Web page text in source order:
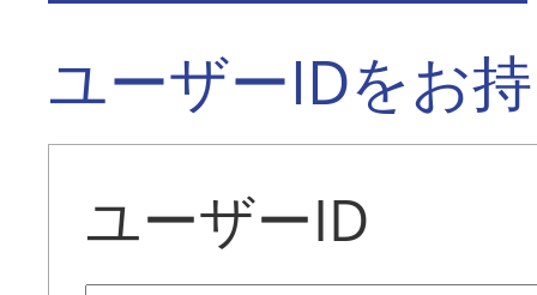
ユーザーIDをお
ユーザーID